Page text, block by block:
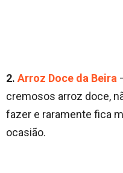
2. Arroz Doce da Beira
cremosos arroz doce,
fazer e raramente fica
ocasião.